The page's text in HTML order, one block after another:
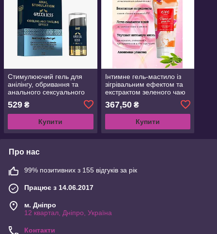
Стимулюючий гель для
анілінгу, обривання та
анального сексуального
529 ₴
Купити
Інтимне гель-мастило із
зігрівальним ефектом та
екстрактом зеленого чаю
Personal Gel Green Tea,
50 мл
367,50₴
Купити
Про нас
99% позитивних з 155 відгуків за рік
Працює з 14.06.2017
м. Дніпро
12 квартал, Дніпро, Україна
Контакти